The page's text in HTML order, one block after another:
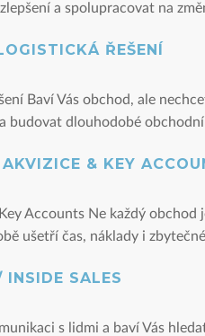
a spolupracovat na
ŘEŠENÍ
Baví Vás obchod, ale
budovat dlouhodobé obchodní
& KEY
Accounts Ne každý
ušetří čas, náklady i
INSIDE SALES
s lidmi a baví Vás